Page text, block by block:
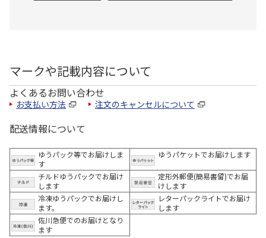
マークや記載内容について
よくあるお問い合わせ
お支払い方法 注文のキャンセルについて
配送情報について
ゆうパック等でお届けしま
す
ゆうパケットでお届けします
チルドゆうパックでお届け
します
定形外郵便(簡易書留)でお届
けします
冷凍ゆうパックでお届けし
ます。
レターパックライトでお届け
します
佐川急便でのお届けとなり
ます